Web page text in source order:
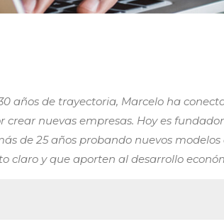
años de trayectoria, Marcelo ha
nuevas empresas. Hoy es
de 25 años probando nuevos
claro y que aporten al desarrollo